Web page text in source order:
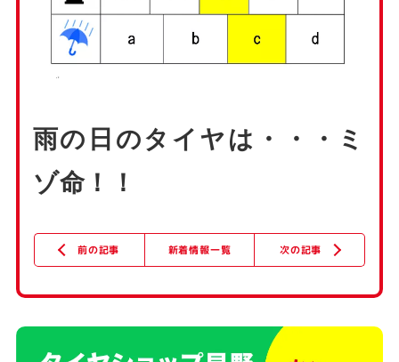
雨の日のタイヤは・・・ミ
ゾ命！！
前の記事 次の記事
新着情報一覧